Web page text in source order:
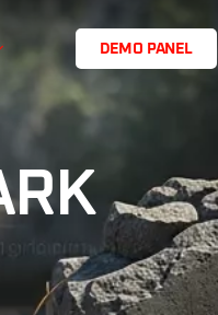
D E M O PAN EL